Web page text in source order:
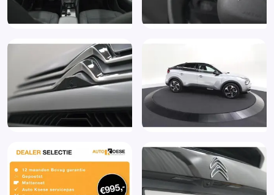
Instructieboekjes aanwezig
Kunstlederen/alcantara bekleding
LED dagrijverlichting
Lederen interieurdelen
Lederen stuurwiel
Lederen versnellingspook
Metaalkleur
Multimedia-voorbereiding
Multimedia scherm middel